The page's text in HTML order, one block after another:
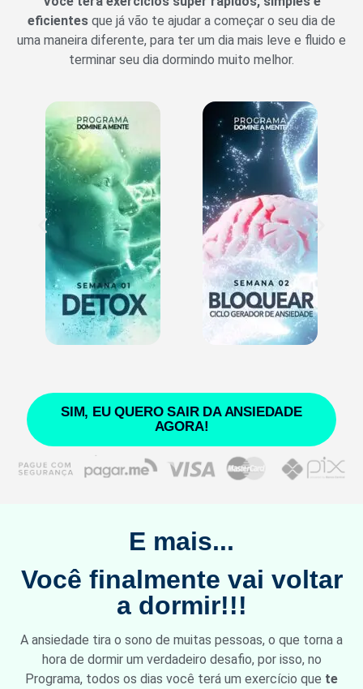
eficientes que já vão te ajudar a começar o seu dia de
uma maneira diferente, para ter um dia mais leve e fluido e
terminar seu dia dormindo muito melhor.
SIM, EU QUERO SAIR DA ANSIEDADE
AGORA!
E mais...
Você finalmente vai voltar
a dormir!!!
A ansiedade tira o sono de muitas pessoas, o que torna a
hora de dormir um verdadeiro desafio, por isso, no
Programa, todos os dias você terá um exercício que te